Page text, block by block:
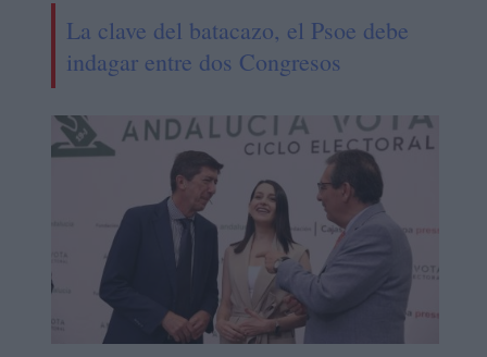
La clave del batacazo, el Psoe debe
indagar entre dos Congresos